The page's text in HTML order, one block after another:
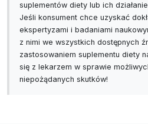
suplementów diety lub ich
Jeśli konsument chce uzyskać
ekspertyzami i badaniami
z nimi we wszystkich dostępnych
zastosowaniem suplementu diety
się z lekarzem w sprawie
niepożądanych skutków!